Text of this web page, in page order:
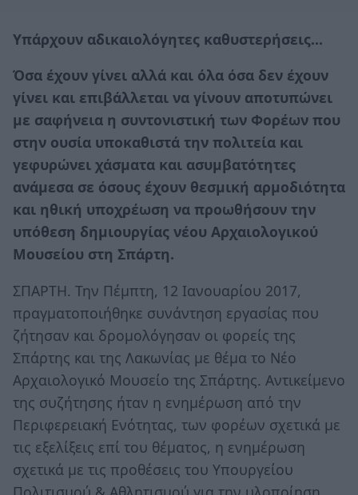
Υπάρχουν αδικαιολόγητες καθυστερήσεις...
Όσα έχουν γίνει αλλά και όλα όσα δεν έχουν
γίνει και επιβάλλεται να γίνουν αποτυπώνει
με σαφήνεια η συντονιστική των Φορέων που
στην ουσία υποκαθιστά την πολιτεία και
γεφυρώνει χάσματα και ασυμβατότητες
ανάμεσα σε όσους έχουν θεσμική αρμοδιότητα
και ηθική υποχρέωση να προωθήσουν την
υπόθεση δημιουργίας νέου Αρχαιολογικού
Μουσείου στη Σπάρτη.
ΣΠΑΡΤΗ. Την Πέμπτη, 12 Ιανουαρίου 2017,
πραγματοποιήθηκε συνάντηση εργασίας που
ζήτησαν και δρομολόγησαν οι φορείς της
Σπάρτης και της Λακωνίας με θέμα το Νέο
Αρχαιολογικό Μουσείο της Σπάρτης. Αντικείμενο
της συζήτησης ήταν η ενημέρωση από την
Περιφερειακή Ενότητας, των φορέων σχετικά με
τις εξελίξεις επί του θέματος, η ενημέρωση
σχετικά με τις προθέσεις του Υπουργείου